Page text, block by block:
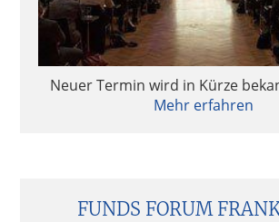
Neuer Termin wird in Kürze
Mehr erfahren
FUNDS FORUM